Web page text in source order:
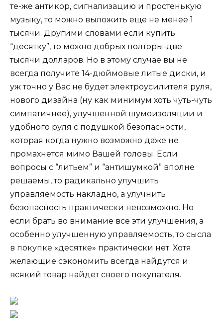
те-же антикор, сигнализацию и простенькую
музыку, то можно выложить еще не менее 1
тысячи. Другими словами если купить
“десятку”, то можно добрых полторы-две
тысячи долларов. Но в этому случае вы не
всегда получите 14-дюймовые литые диски, и
уж точно у Вас не будет электроусилителя руля,
нового дизайна (ну как минимум хоть чуть-чуть
симпатичнее), улучшенной шумоизоляции и
удобного руля с подушкой безопасности,
которая когда нужно возможно даже не
промахнется мимо Вашей головы. Если
вопросы с “литьем” и “антишумкой” вполне
решаемы, то радикально улучшить
управляемость накладно, а улучнить
безопасность практически невозможно. Но
если брать во внимание все эти улучшения, а
особенно улучшенную управляемость, то сысла
в покупке «десятке» практически нет. Хотя
желающие сэкономить всегда найдутся и
всякий товар найдет своего покупателя.